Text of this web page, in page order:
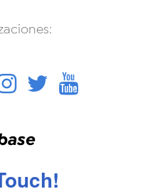
Instagram
Twitter